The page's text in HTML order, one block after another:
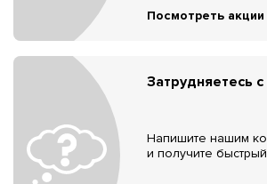
Посмотреть акции
Затрудняетесь
Напишите нашим
и получите быстрый